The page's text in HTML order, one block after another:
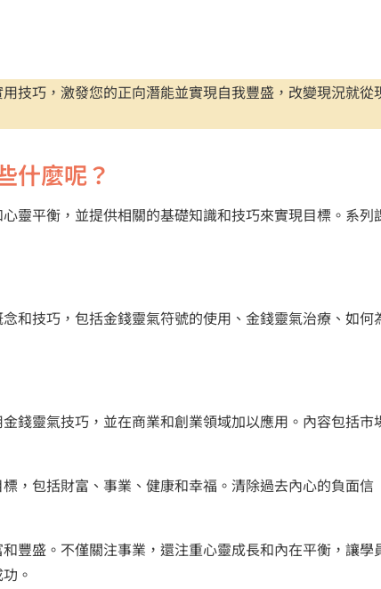
技巧，激發您的正向潛能並實現自我豐盛，改變現況就從
什麼呢？
靈平衡，並提供相關的基礎知識和技巧來實現目標。系列
和技巧，包括金錢靈氣符號的使用、金錢靈氣治療、如何
錢靈氣技巧，並在商業和創業領域加以應用。內容包括市
，包括財富、事業、健康和幸福。清除過去內心的負面信
豐盛。不僅關注事業，還注重心靈成長和內在平衡，讓學
。